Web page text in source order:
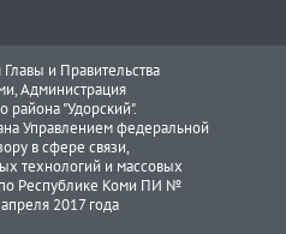
и Правительства
Администрация
района "Удорский".
Управлением федеральной
в сфере связи,
технологий и массовых
Республике Коми ПИ №
2017 года